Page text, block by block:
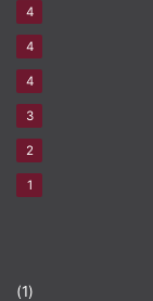
4
4
4
3
2
1
(1)